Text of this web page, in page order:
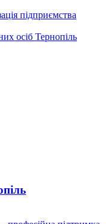
підприємства
осіб Тернопіль